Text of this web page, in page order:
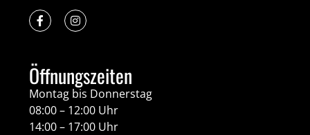
Öffnungszeiten
Montag bis Donnerstag
08:00 – 12:00 Uhr
14:00 – 17:00 Uhr